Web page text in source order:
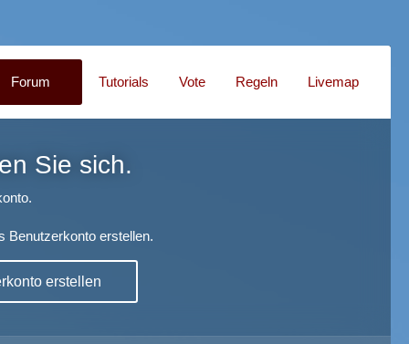
Forum Tutorials Vote Regeln Livemap
Sie sich.
Benutzerkonto erstellen.
erstellen